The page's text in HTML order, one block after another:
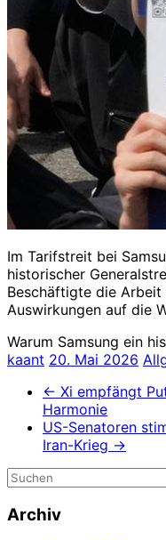
Im Tarifstreit bei
historischer
Beschäftigte die
Auswirkungen auf die
Warum Samsung ein
kaant 20. Mai 2026
← Xi empfängt
Harmonie
US-Senatoren
Iran-Krieg →
Archiv